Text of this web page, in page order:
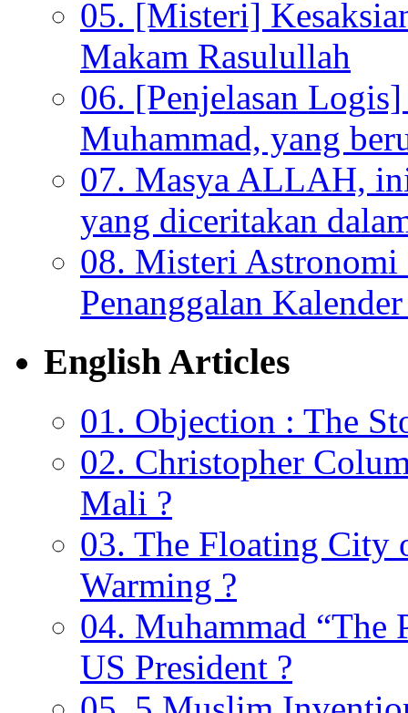
05. [Misteri]
Makam Rasulullah
06. [Penjelasan
Muhammad, yang
07. Masya ALLAH,
yang diceritakan
08. Misteri Astronomi
Penanggalan
English Articles
01. Objection : The
02. Christopher
Mali ?
03. The Floating City
Warming ?
04. Muhammad “The
US President ?